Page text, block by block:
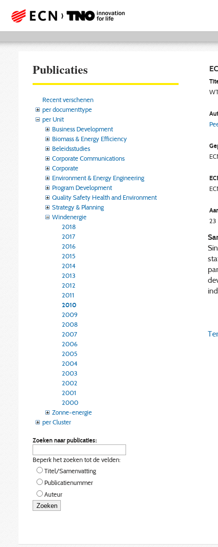
Publicaties
Recent verschenen
per documenttype
per Unit
Business Development
Biomass & Energy Efficiency
Beleidsstudies
Corporate Communications
Corporate
Environment & Energy Engineering
Program Development
Quality Safety Health and Environment
Strategy & Planning
Windenergie
2018
2017
2016
2015
2014
2013
2012
2011
2010
2009
2008
2007
2006
2005
2004
2003
2002
2001
2000
Zonne-energie
per Cluster
Zoeken naar publicaties:
Beperk het zoeken tot de velden:
Titel/Samenvatting
Publicatienummer
Auteur
23